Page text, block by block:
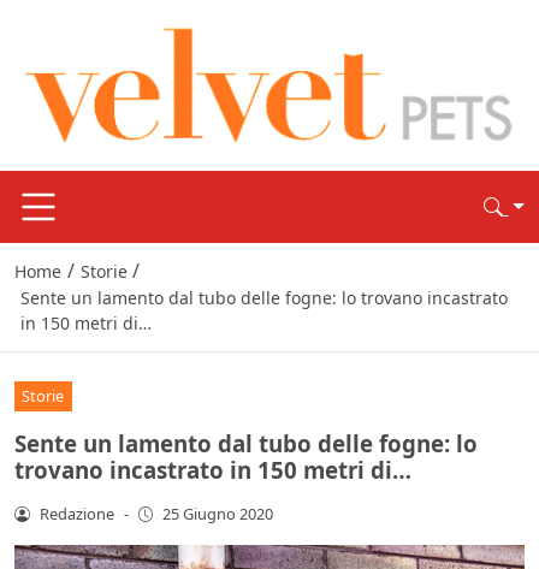
Home / Storie /
Sente un lamento dal tubo delle fogne: lo trovano incastrato
in 150 metri di…
Storie
Sente un lamento dal tubo delle fogne: lo
trovano incastrato in 150 metri di…
Redazione - 25 Giugno 2020